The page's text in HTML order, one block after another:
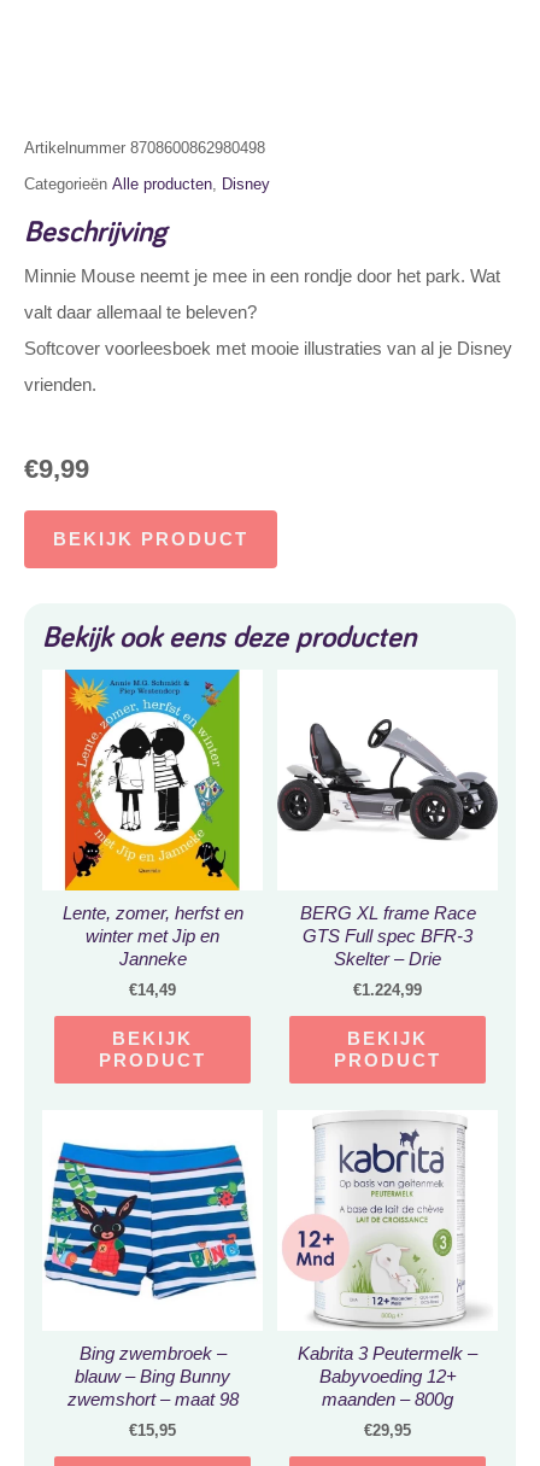
Artikelnummer 8708600862980498
Categorieën Alle producten, Disney
Beschrijving
Minnie Mouse neemt je mee in een rondje door het park. Wat
valt daar allemaal te beleven?
Softcover voorleesboek met mooie illustraties van al je Disney
vrienden.
€9,99
BEKIJK PRODUCT
Bekijk ook eens deze producten
Lente, zomer, herfst en
winter met Jip en
Janneke
€14,49
BEKIJK
PRODUCT
BERG XL frame Race
GTS Full spec BFR-3
Skelter – Drie
versnellingen – Grijs –
€1.224,99
BEKIJK
PRODUCT
Bing zwembroek –
blauw – Bing Bunny
zwemshort – maat 98
€15,95
Kabrita 3 Peutermelk –
Babyvoeding 12+
maanden – 800g
€29,95